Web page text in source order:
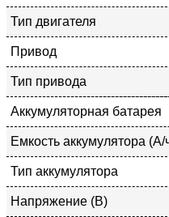
Тип двигателя
Привод
Тип привода
Аккумуляторная батарея
Емкость аккумулятора (А/
Тип аккумулятора
Напряжение (В)